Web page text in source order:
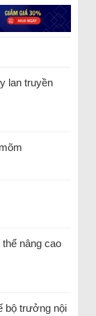
lan truyền
nâng cao
bộ trưởng nội